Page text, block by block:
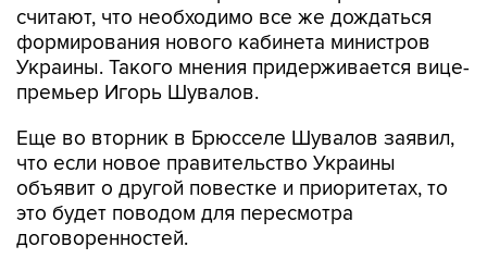
считают, что необходимо все же дождаться
формирования нового кабинета министров
Украины. Такого мнения придерживается вице-
премьер Игорь Шувалов.
Еще во вторник в Брюсселе Шувалов заявил,
что если новое правительство Украины
объявит о другой повестке и приоритетах, то
это будет поводом для пересмотра
договоренностей.